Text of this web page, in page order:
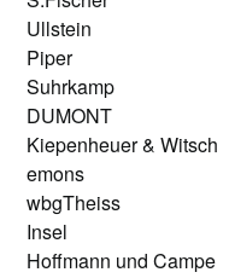
Ullstein
Piper
Suhrkamp
DUMONT
Kiepenheuer & Witsch
emons
wbgTheiss
Insel
Hoffmann und Campe